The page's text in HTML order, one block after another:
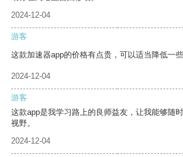
2024-12-04
游客
这款加速器app的价格有点贵，可以适当降低一
2024-12-04
游客
这款app是我学习路上的良师益友，让我能够随
视野。
2024-12-04